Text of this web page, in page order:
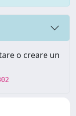
o creare un